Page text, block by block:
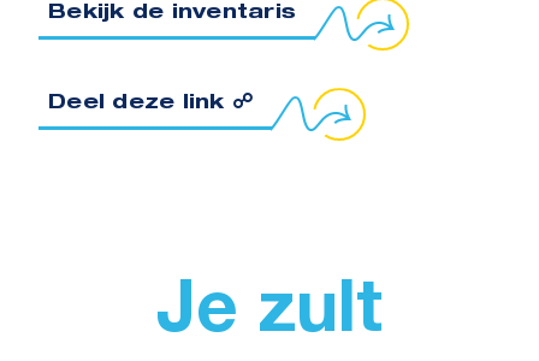
Bekijk de inventaris
Deel deze link ☍
naar klembord kopiëren
Je zult